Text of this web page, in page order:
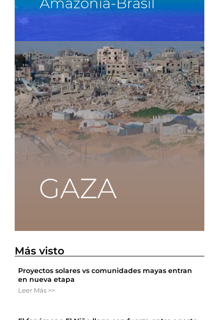
Más visto
Proyectos solares vs comunidades mayas entran
en nueva etapa
Leer Más >>